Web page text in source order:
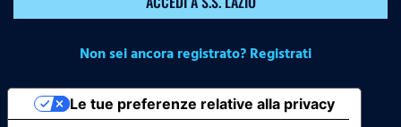
Non sei ancora registrato? Registrati
Le tue preferenze relative alla privacy